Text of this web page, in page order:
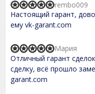
5
R
a
t
e
5
,
0
o
u
Настоящий гарант,
ему vk-garant.com
rembo009
R
a
t
e
d
Отличный гарант
сделку, всё прошло
garant.com
Мария